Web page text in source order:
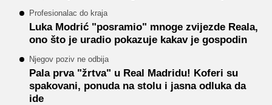
Profesionalac do kraja
Luka Modrić "posramio" mnoge zvijezde Reala,
ono što je uradio pokazuje kakav je gospodin
Njegov poziv ne odbija
Pala prva "žrtva" u Real Madridu! Koferi su
spakovani, ponuda na stolu i jasna odluka da
ide